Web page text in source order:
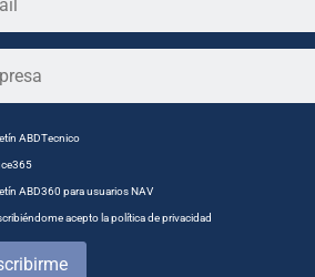
ABDTecnico
ABD360 para usuarios NAV
acepto la política de privacidad